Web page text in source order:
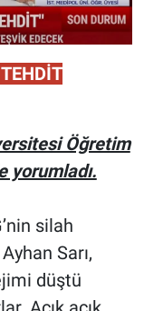
Öğretim
yorumladı.
silah
Sarı,
düştü